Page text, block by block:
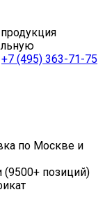
+7 (495) 363-71-75
по Москве и
(9500+ позиций)